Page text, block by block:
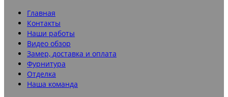
Главная
Контакты
Наши работы
Видео обзор
Замер, доставка и оплата
Фурнитура
Отделка
Наша команда